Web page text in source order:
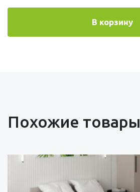
В корзину
Похожие товары